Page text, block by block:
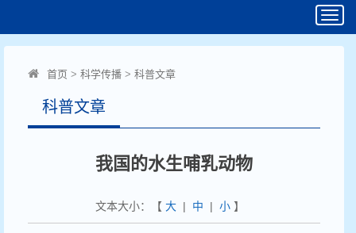
首页 > 科学传播 > 科普文章
科普文章
我国的水生哺乳动物
文本大小：【 大| 中 | 小】